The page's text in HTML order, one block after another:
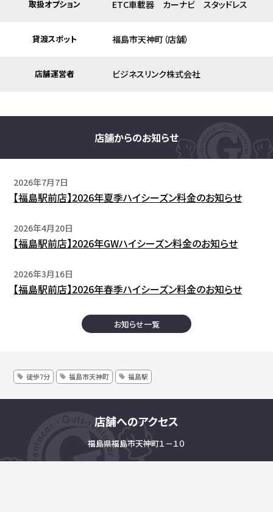
取扱オプション ETC車載器 カーナビ スタッドレス
貸渡スポット 福島市天神町（店舗）
店舗運営者 ビジネスリンク株式会社
店舗からのお知らせ
2026年7月7日
【福島駅前店】2026年夏季ハイシーズン料金のお知らせ
2026年4月20日
【福島駅前店】2026年GWハイシーズン料金のお知らせ
2026年3月16日
【福島駅前店】2026年春季ハイシーズン料金のお知らせ
お知らせ一覧
徒歩7分 福島市天神町 福島駅
店舗へのアクセス
福島県福島市天神町１－１０